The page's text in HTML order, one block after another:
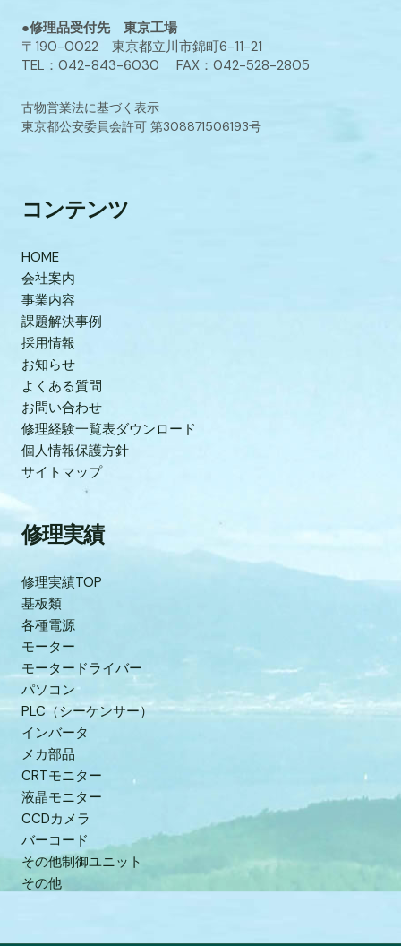
●修理品受付先 東京工場
〒190-0022 東京都立川市錦町6-11-21
TEL：042-843-6030 FAX：042-528-2805
古物営業法に基づく表示
東京都公安委員会許可 第308871506193号
コンテンツ
HOME
会社案内
事業内容
課題解決事例
採用情報
お知らせ
よくある質問
お問い合わせ
修理経験一覧表ダウンロード
個人情報保護方針
サイトマップ
修理実績
修理実績TOP
基板類
各種電源
モーター
モータードライバー
パソコン
PLC（シーケンサー）
インバータ
メカ部品
CRTモニター
液晶モニター
CCDカメラ
バーコード
その他制御ユニット
その他